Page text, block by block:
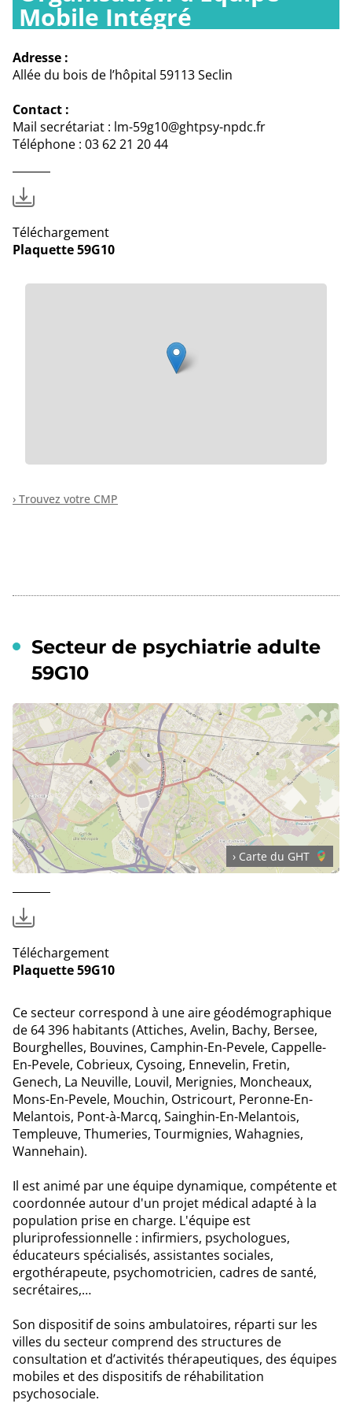
Mobile Intégré
Adresse :
Allée du bois de l’hôpital 59113 Seclin
Contact :
Mail secrétariat : lm-59g10@ghtpsy-npdc.fr
Téléphone : 03 62 21 20 44
Téléchargement
Plaquette 59G10
› Trouvez votre CMP
Secteur de psychiatrie adulte
59G10
› Carte du GHT
Téléchargement
Plaquette 59G10
Ce secteur correspond à une aire géodémographique
de 64 396 habitants (Attiches, Avelin, Bachy, Bersee,
Bourghelles, Bouvines, Camphin-En-Pevele, Cappelle-
En-Pevele, Cobrieux, Cysoing, Ennevelin, Fretin,
Genech, La Neuville, Louvil, Merignies, Moncheaux,
Mons-En-Pevele, Mouchin, Ostricourt, Peronne-En-
Melantois, Pont-à-Marcq, Sainghin-En-Melantois,
Templeuve, Thumeries, Tourmignies, Wahagnies,
Wannehain).
Il est animé par une équipe dynamique, compétente et
coordonnée autour d'un projet médical adapté à la
population prise en charge. L'équipe est
pluriprofessionnelle : infirmiers, psychologues,
éducateurs spécialisés, assistantes sociales,
ergothérapeute, psychomotricien, cadres de santé,
secrétaires,…
Son dispositif de soins ambulatoires, réparti sur les
villes du secteur comprend des structures de
consultation et d’activités thérapeutiques, des équipes
mobiles et des dispositifs de réhabilitation
psychosociale.